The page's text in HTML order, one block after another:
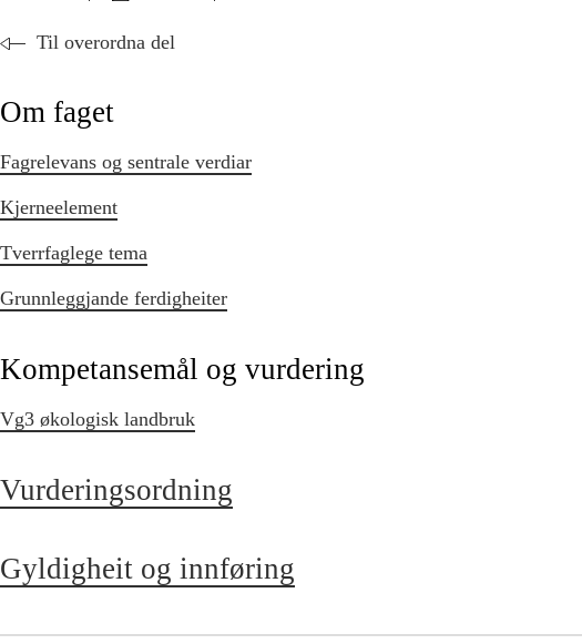
Til overordna del
Om faget
Fagrelevans og sentrale verdiar
Kjerneelement
Tverrfaglege tema
Grunnleggjande ferdigheiter
Kompetansemål og vurdering
Vg3 økologisk landbruk
Vurderingsordning
Gyldigheit og innføring